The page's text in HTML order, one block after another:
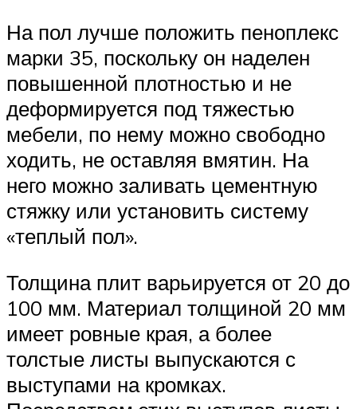
На пол лучше положить пеноплекс
марки 35, поскольку он наделен
повышенной плотностью и не
деформируется под тяжестью
мебели, по нему можно свободно
ходить, не оставляя вмятин. На
него можно заливать цементную
стяжку или установить систему
«теплый пол».
Толщина плит варьируется от 20 до
100 мм. Материал толщиной 20 мм
имеет ровные края, а более
толстые листы выпускаются с
выступами на кромках.